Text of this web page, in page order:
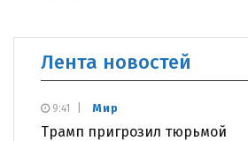
Лента новостей
Мир
Трамп пригрозил тюрьмой
9:41